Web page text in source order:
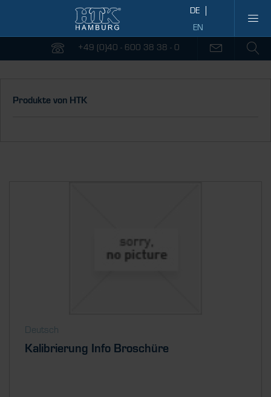
+49 (0)40 - 600 38 38 - 0
Produkte von HTK
Deutsch
Kalibrierung Info Broschüre